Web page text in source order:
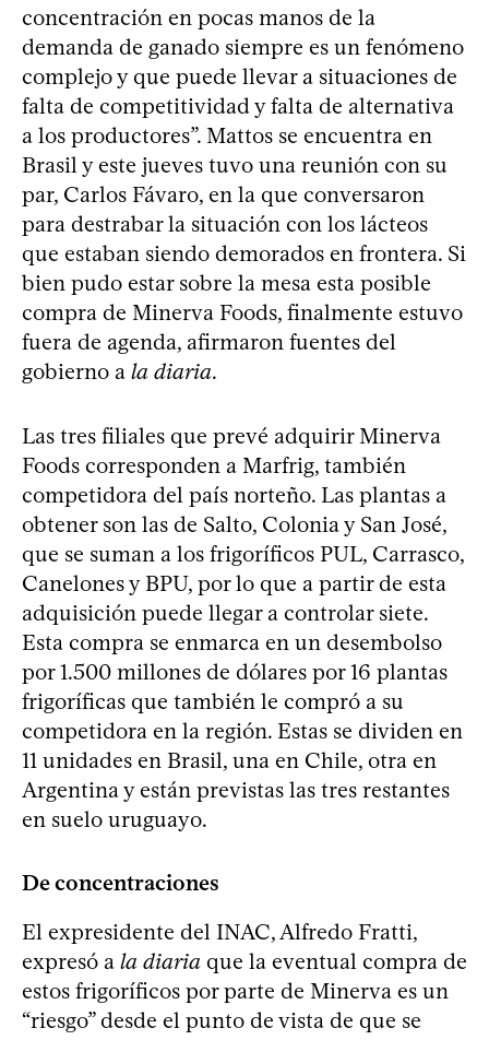
concentración en pocas manos de la
demanda de ganado siempre es un fenómeno
complejo y que puede llevar a situaciones de
falta de competitividad y falta de alternativa
a los productores”. Mattos se encuentra en
Brasil y este jueves tuvo una reunión con su
par, Carlos Fávaro, en la que conversaron
para destrabar la situación con los lácteos
que estaban siendo demorados en frontera. Si
bien pudo estar sobre la mesa esta posible
compra de Minerva Foods, finalmente estuvo
fuera de agenda, afirmaron fuentes del
gobierno a la diaria.
Las tres filiales que prevé adquirir Minerva
Foods corresponden a Marfrig, también
competidora del país norteño. Las plantas a
obtener son las de Salto, Colonia y San José,
que se suman a los frigoríficos PUL, Carrasco,
Canelones y BPU, por lo que a partir de esta
adquisición puede llegar a controlar siete.
Esta compra se enmarca en un desembolso
por 1.500 millones de dólares por 16 plantas
frigoríficas que también le compró a su
competidora en la región. Estas se dividen en
11 unidades en Brasil, una en Chile, otra en
Argentina y están previstas las tres restantes
en suelo uruguayo.
De concentraciones
El expresidente del INAC, Alfredo Fratti,
expresó a la diaria que la eventual compra de
estos frigoríficos por parte de Minerva es un
“riesgo” desde el punto de vista de que se